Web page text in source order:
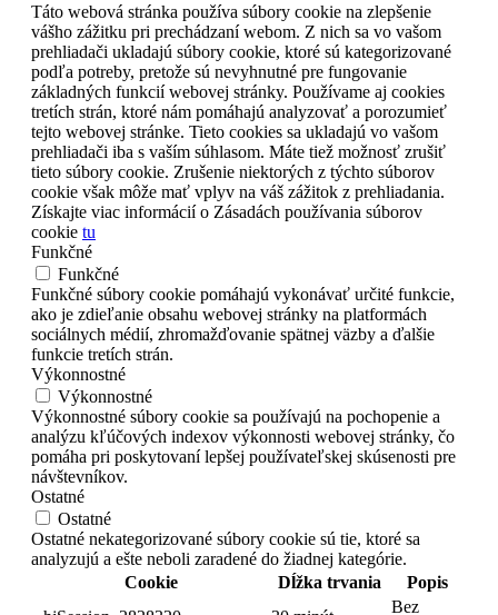
Táto webová stránka používa súbory cookie na zlepšenie
vášho zážitku pri prechádzaní webom. Z nich sa vo vašom
prehliadači ukladajú súbory cookie, ktoré sú kategorizované
podľa potreby, pretože sú nevyhnutné pre fungovanie
základných funkcií webovej stránky. Používame aj cookies
tretích strán, ktoré nám pomáhajú analyzovať a porozumieť
tejto webovej stránke. Tieto cookies sa ukladajú vo vašom
prehliadači iba s vaším súhlasom. Máte tiež možnosť zrušiť
tieto súbory cookie. Zrušenie niektorých z týchto súborov
cookie však môže mať vplyv na váš zážitok z prehliadania.
Získajte viac informácií o Zásadách používania súborov
cookie tu
Funkčné
Funkčné
Funkčné súbory cookie pomáhajú vykonávať určité funkcie,
ako je zdieľanie obsahu webovej stránky na platformách
sociálnych médií, zhromažďovanie spätnej väzby a ďalšie
funkcie tretích strán.
Výkonnostné
Výkonnostné
Výkonnostné súbory cookie sa používajú na pochopenie a
analýzu kľúčových indexov výkonnosti webovej stránky, čo
pomáha pri poskytovaní lepšej používateľskej skúsenosti pre
návštevníkov.
Ostatné
Ostatné
Ostatné nekategorizované súbory cookie sú tie, ktoré sa
analyzujú a ešte neboli zaradené do žiadnej kategórie.
Cookie
Dĺžka trvania
Popis
Bez